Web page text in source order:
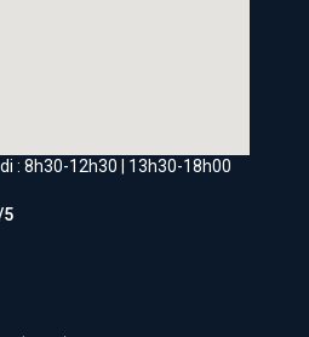
: 8h30-12h30 | 13h30-18h00
5